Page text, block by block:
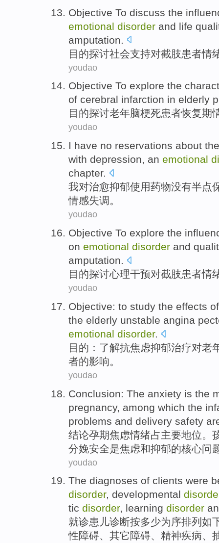
Objective To discuss the
emotional disorder and life
amputation
目的探讨社会支持对截肢患者情
youdao
Objective To explore the
of cerebral infarction in elderly
目的探讨老年脑梗死患者恢复期
youdao
I have no reservations about
with depression, an emotional
chapter.
我对治愈抑郁使用药物没有半点
情感失调 。
youdao
Objective To explore the
on emotional disorder and
amputation.
目的探讨心理干预对截肢患者情
youdao
Objective: to study the effects of
the elderly unstable angina
emotional disorder.
目的 ： 了解抗焦虑抑郁治疗对老
者的影响。
youdao
Conclusion: The anxiety is the
pregnancy, among which the
problems and delivery safety
结论孕期焦虑情绪占主要地位 。
分娩安全是焦虑和抑郁的核心问
youdao
The diagnoses of clients were
disorder, developmental
tic disorder, learning disorder
就诊患儿诊断按多少为序排列如
性障碍、 其它障碍、精神疾病、